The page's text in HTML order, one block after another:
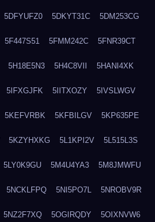
5DFYUFZ0 5DKYT31C 5DM253CG
5F447S51 5FMM242C 5FNR39CT
5H18E5N3 5H4C8VII 5HANI4XK
5IFXGJFK 5IITXOZY 5IVSLWGV
5KEFVRBK 5KFBILGV 5KP635PE
5KZYHXKG 5L1KPI2V 5L515L3S
5LY0K9GU 5M4U4YA3 5M8JMWFU
5NCKLFPQ 5NI5PO7L 5NROBV9R
5NZ2F7XQ 5OGIRQDY 5OIXNVW6